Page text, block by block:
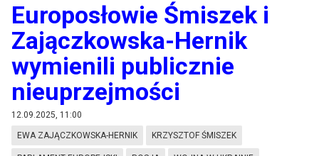
Europosłowie Śmiszek i
Zajączkowska-Hernik
wymienili publicznie
nieuprzejmości
12.09.2025, 11:00
EWA ZAJĄCZKOWSKA-HERNIK KRZYSZTOF ŚMISZEK